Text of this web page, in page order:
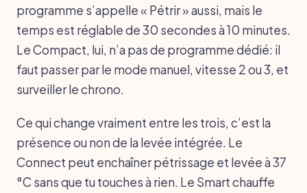
programme s’appelle « Pétrir » aussi, mais le
temps est réglable de 30 secondes à 10 minutes.
Le Compact, lui, n’a pas de programme dédié: il
faut passer par le mode manuel, vitesse 2 ou 3, et
surveiller le chrono.
Ce qui change vraiment entre les trois, c’est la
présence ou non de la levée intégrée. Le
Connect peut enchaîner pétrissage et levée à 37
°C sans que tu touches à rien. Le Smart chauffe